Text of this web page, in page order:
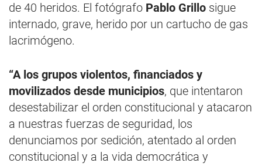
de 40 heridos. El fotógrafo Pablo Grillo sigue
internado, grave, herido por un cartucho de gas
lacrimógeno.
“A los grupos violentos, financiados y
movilizados desde municipios, que intentaron
desestabilizar el orden constitucional y atacaron
a nuestras fuerzas de seguridad, los
denunciamos por sedición, atentado al orden
constitucional y a la vida democrática y